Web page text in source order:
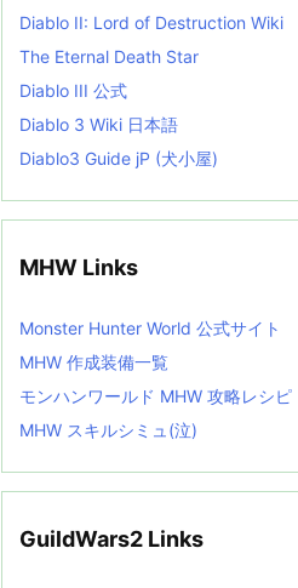
Diablo II: Lord of Destruction Wiki
The Eternal Death Star
Diablo III 公式
Diablo 3 Wiki 日本語
Diablo3 Guide jP (犬小屋)
MHW Links
Monster Hunter World 公式サイト
MHW 作成装備一覧
モンハンワールド MHW 攻略レシピ
MHW スキルシミュ(泣)
GuildWars2 Links